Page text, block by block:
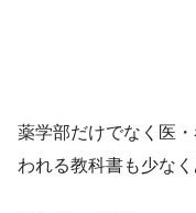
薬学部だけでなく医
われる教科書も少なく